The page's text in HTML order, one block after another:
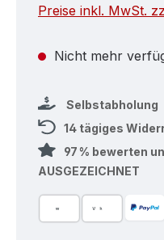
Preise inkl. MwSt.
Nicht mehr
Selbstabholung
14 tägiges
97 % bewerten
AUSGEZEICHNET